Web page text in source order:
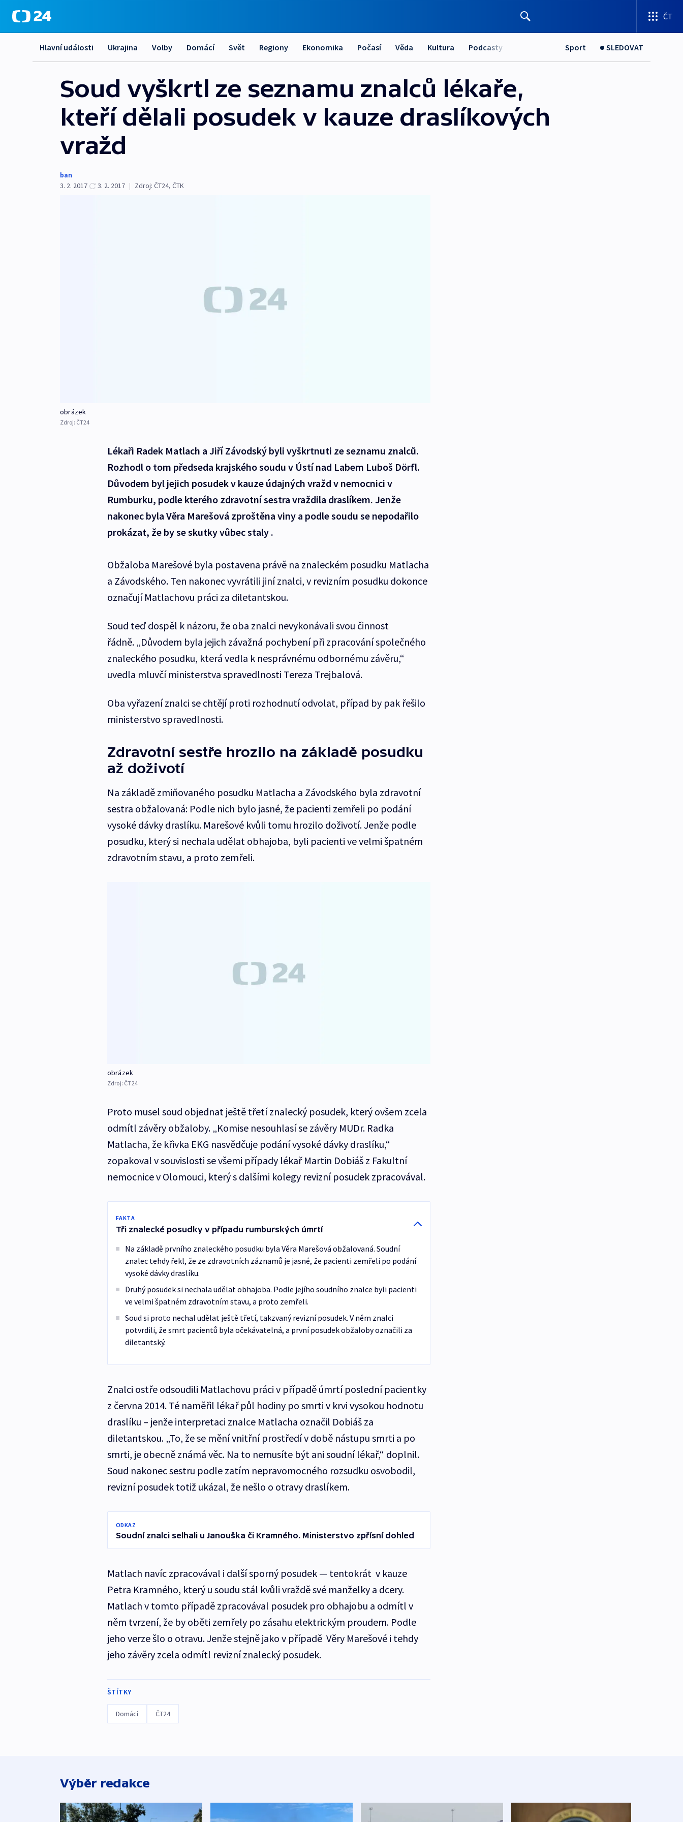
ČT
Hlavní události Ukrajina Volby Domácí Svět Regiony Ekonomika Počasí Věda Kultura Podcasty Sport SLEDOVAT
Soud vyškrtl ze seznamu znalců lékaře,
kteří dělali posudek v kauze draslíkových
vražd
ban
3. 2. 2017
3. 2. 2017 | Zdroj: ČT24, ČTK
obrázek
Zdroj: ČT24
Lékaři Radek Matlach a Jiří Závodský byli vyškrtnuti ze seznamu znalců.
Rozhodl o tom předseda krajského soudu v Ústí nad Labem Luboš Dörfl.
Důvodem byl jejich posudek v kauze údajných vražd v nemocnici v
Rumburku, podle kterého zdravotní sestra vraždila draslíkem. Jenže
nakonec byla Věra Marešová zproštěna viny a podle soudu se nepodařilo
prokázat, že by se skutky vůbec staly .
Obžaloba Marešové byla postavena právě na znaleckém posudku Matlacha
a Závodského. Ten nakonec vyvrátili jiní znalci, v revizním posudku dokonce
označují Matlachovu práci za diletantskou.
Soud teď dospěl k názoru, že oba znalci nevykonávali svou činnost
řádně. „Důvodem byla jejich závažná pochybení při zpracování společného
znaleckého posudku, která vedla k nesprávnému odbornému závěru,“
uvedla mluvčí ministerstva spravedlnosti Tereza Trejbalová.
Oba vyřazení znalci se chtějí proti rozhodnutí odvolat, případ by pak řešilo
ministerstvo spravedlnosti.
Zdravotní sestře hrozilo na základě posudku
až doživotí
Na základě zmiňovaného posudku Matlacha a Závodského byla zdravotní
sestra obžalovaná: Podle nich bylo jasné, že pacienti zemřeli po podání
vysoké dávky draslíku. Marešové kvůli tomu hrozilo doživotí. Jenže podle
posudku, který si nechala udělat obhajoba, byli pacienti ve velmi špatném
zdravotním stavu, a proto zemřeli.
obrázek
Zdroj: ČT24
Proto musel soud objednat ještě třetí znalecký posudek, který ovšem zcela
odmítl závěry obžaloby. „Komise nesouhlasí se závěry MUDr. Radka
Matlacha, že křivka EKG nasvědčuje podání vysoké dávky draslíku,“
zopakoval v souvislosti se všemi případy lékař Martin Dobiáš z Fakultní
nemocnice v Olomouci, který s dalšími kolegy revizní posudek zpracovával.
FAKTA
Tři znalecké posudky v případu rumburských úmrtí
Na základě prvního znaleckého posudku byla Věra Marešová obžalovaná. Soudní
znalec tehdy řekl, že ze zdravotních záznamů je jasné, že pacienti zemřeli po podání
vysoké dávky draslíku.
Druhý posudek si nechala udělat obhajoba. Podle jejího soudního znalce byli pacienti
ve velmi špatném zdravotním stavu, a proto zemřeli.
Soud si proto nechal udělat ještě třetí, takzvaný revizní posudek. V něm znalci
potvrdili, že smrt pacientů byla očekávatelná, a první posudek obžaloby označili za
diletantský.
Znalci ostře odsoudili Matlachovu práci v případě úmrtí poslední pacientky
z června 2014. Té naměřil lékař půl hodiny po smrti v krvi vysokou hodnotu
draslíku – jenže interpretaci znalce Matlacha označil Dobiáš za
diletantskou. „To, že se mění vnitřní prostředí v době nástupu smrti a po
smrti, je obecně známá věc. Na to nemusíte být ani soudní lékař,“ doplnil.
Soud nakonec sestru podle zatím nepravomocného rozsudku osvobodil,
revizní posudek totiž ukázal, že nešlo o otravy draslíkem.
ODKAZ
Soudní znalci selhali u Janouška či Kramného. Ministerstvo zpřísní dohled
Matlach navíc zpracovával i další sporný posudek — tentokrát v kauze
Petra Kramného, který u soudu stál kvůli vraždě své manželky a dcery.
Matlach v tomto případě zpracovával posudek pro obhajobu a odmítl v
něm tvrzení, že by oběti zemřely po zásahu elektrickým proudem. Podle
jeho verze šlo o otravu. Jenže stejně jako v případě Věry Marešové i tehdy
jeho závěry zcela odmítl revizní znalecký posudek.
ŠTÍTKY
Domácí ČT24
Výběr redakce